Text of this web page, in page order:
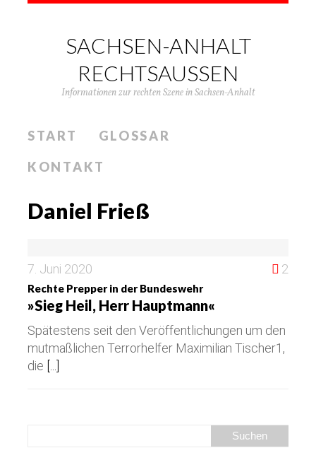
SACHSEN-ANHALT
RECHTSAUSSEN
Informationen zur rechten Szene in Sachsen-Anhalt
START
GLOSSAR
KONTAKT
Daniel Frieß
7. Juni 2020 2
Rechte Prepper in der Bundeswehr
»Sieg Heil, Herr Hauptmann«
Spätestens seit den Veröffentlichungen um den
mutmaßlichen Terrorhelfer Maximilian Tischer1,
die